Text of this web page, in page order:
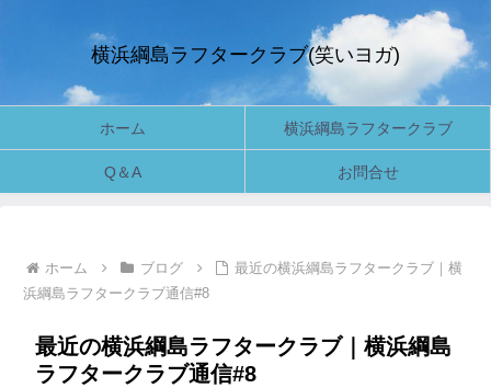
横浜綱島ラフタークラブ(笑いヨガ)
ホーム 横浜綱島ラフタークラブ
Q＆A お問合せ
ホーム ブログ
最近の横浜綱島ラフタークラブ｜横
浜綱島ラフタークラブ通信#8
最近の横浜綱島ラフタークラブ｜横浜綱島
ラフタークラブ通信#8